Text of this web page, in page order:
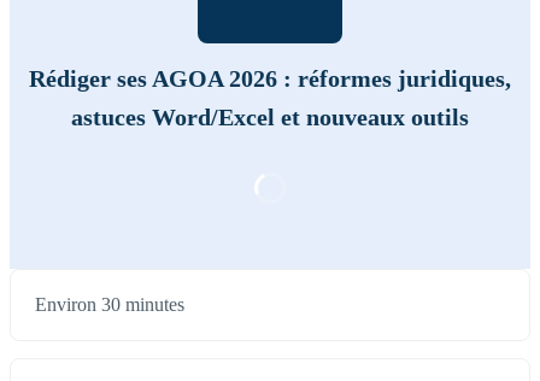
Rédiger ses AGOA 2026 : réformes juridiques,
astuces Word/Excel et nouveaux outils
Environ 30 minutes